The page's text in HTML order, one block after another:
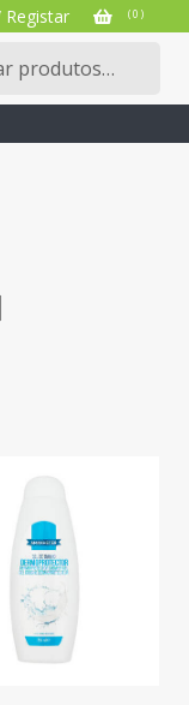
Registar ( 0 )